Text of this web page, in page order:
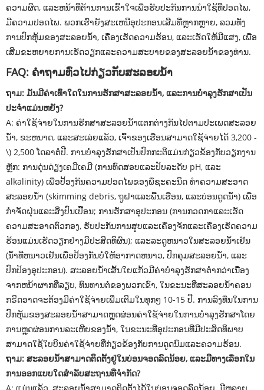
ຄວາມຜິດ, ແລະຫນ້າທີ່ຕ້ານການເຂົ້າໃຈເພື່ອຮັບປະກັນການນໍາໃຊ້ທີ່ປອດໄພ,
ມີຄວາມປອດໄພ. ພວກເຮົາຍັງສະເຫນີອຸປະກອນເສີມທີ່ຫຼາກຫຼາຍ, ລວມທັງ
ການປົກຫຸ້ມຂອງສະລອຍນ້ໍາ, ເຄື່ອງເຮັດຄວາມຮ້ອນ, ແລະເຮັດໃຫ້ມີແສງ, ເພື່ອ
ເສີມຂະຫຍາຍການເຮັດວຽກແລະຄວາມສະບາຍຂອງສະລອຍນ້ໍາຂອງທ່ານ.
FAQ: ຄໍາຖາມທົ່ວໄປກ່ຽວກັບສະລອຍນໍ້າ
ຖາມ: ມັນມີຄ່າເທົ່າໃດໃນການຮັກສາສະລອຍນ້ໍາ, ແລະການບໍາລຸງຮັກສາເປັນ
ປະຈໍາແມ່ນຫຍັງ?
A: ຄ່າໃຊ້ຈ່າຍໃນການຮັກສາສະລອຍນ້ໍາແຕກຕ່າງກັນໄປຕາມປະເພດສະລອຍ
ນ້ໍາ, ຂະຫນາດ, ແລະສະເລ່ຍແລ້ວ, ເຈົ້າຂອງເຮືອນສາມາດໃຊ້ຈ່າຍໄດ້ 3,200 -
\) 2,500 ໂດລາຕໍ່ປີ. ການບໍາລຸງຮັກສາເປັນປົກກະຕິແມ່ນກ່ຽວຂ້ອງກັບວຽກງານ
ຫຼັກ: ການດຸ່ນດ່ຽງເຄມີເຄມີ (ການທົດສອບແລະປັບລະດັບ pH, ແລະ
alkalinity) ເພື່ອປ້ອງກັນຄວາມປອດໄພຂອງພຶຊະຄະນິດ ທໍາຄວາມສະອາດ
ສະລອຍນ້ໍາ (skimming debris, ຖູຝາແລະພື້ນເຮືອນ, ແລະບ່ອນດູດນ້ໍາ) ເພື່ອ
ກໍາຈັດຝຸ່ນແລະສິ່ງປົນເປື້ອນ; ການຮັກສາອຸປະກອນ (ການກວດກາແລະເຮັດ
ຄວາມສະອາດຕົວກອງ, ຮັບປະກັນການສູບແລະເຄື່ອງຈັກແລະເຄື່ອງເຮັດຄວາມ
ຮ້ອນແມ່ນເຮັດວຽກຢ່າງມີປະສິດທິຜົນ); ແລະລະດູຫນາວໃນສະລອຍນ້ໍາເຢັນ
(ນ້ໍາທີ່ຫນາວເຢັນເພື່ອປ້ອງກັນບໍ່ໃຫ້ອາກາດຫນາວ, ປົກຄຸມສະລອຍນໍ້າ, ແລະ
ປົກປ້ອງອຸປະກອນ). ສະລອຍນ້ໍາເສັ້ນໃຍແກ້ວມີຄ່າບໍາລຸງຮັກສາຕ່ໍາກວ່າເນື່ອງ
ຈາກຫນ້າຜາກທີ່ລຽບ, ທົນທານຕໍ່ຂອງພວກເຂົາ, ໃນຂະນະທີ່ສະລອຍນ້ໍາຄອນ
ກຣີດອາດຈະຕ້ອງມີຄ່າໃຊ້ຈ່າຍເພີ່ມເຕີມໃນທຸກໆ 10-15 ປີ. ການລົງທືນໃນການ
ປົກຫຸ້ມຂອງສະລອຍນ້ໍາສາມາດຫຼຸດຜ່ອນຄ່າໃຊ້ຈ່າຍໃນການບໍາລຸງຮັກສາໂດຍ
ການຫຼຸດຜ່ອນການລະເຫີຍຂອງນ້ໍາ, ໃນຂະນະທີ່ອຸປະກອນທີ່ມີປະສິດທິພາບ
ສາມາດໃຊ້ໃບບິນຄ່າໃຊ້ຈ່າຍທີ່ກ່ຽວຂ້ອງກັບການດູດນົມແລະຄວາມຮ້ອນ.
ຖາມ: ສະລອຍນ້ໍາສາມາດຕິດຕັ້ງຢູ່ໃນບ່ອນຈອດລົດນ້ອຍ, ແລະມີທາງເລືອກໃນ
ການອອກແບບໃດສໍາລັບສະຖານທີ່ຈໍາກັດ?
A: ແມ່ນແລ້ວ, ສະລອຍນ້ໍາສາມາດຕິດຕັ້ງໄດ້ໃນບ່ອນຈອດລົດນ້ອຍ, ມີຫລາຍ